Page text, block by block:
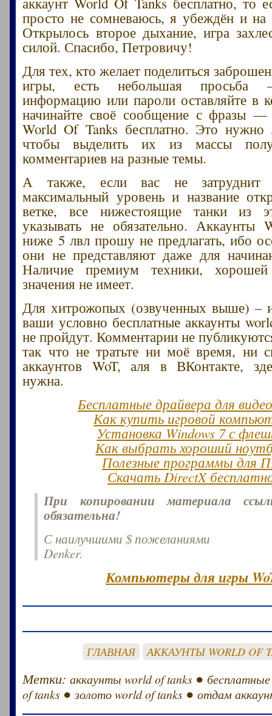
просто не сомневаюсь, я убеждён и на
Открылось второе дыхание, игра
силой. Спасибо, Петровичу!
Для тех, кто желает поделиться
игры, есть небольшая просьба
информацию или пароли оставляйте в
начинайте своё сообщение с фразы —
World Of Tanks бесплатно. Это нужно
чтобы выделить их из массы
комментариев на разные темы.
А также, если вас не затруднит
максимальный уровень и название
ветке, все нижестоящие танки из
указывать не обязательно. Аккаунты
ниже 5 лвл прошу не предлагать, ибо
они не представляют даже для
Наличие премиум техники, хорошей
значения не имеет.
Для хитрожопых (озвученных выше) –
ваши условно бесплатные аккаунты
не пройдут. Комментарии не
так что не тратьте ни моё время, ни
аккаунтов WoT, аля в ВКонтакте,
нужна.
Бесплатные драйвера для
Как купить игровой
Установка Windows 7 с
Как выбрать хороший
Полезные программы для
Скачать DirectX
При копировании материала
обязательна!
С наилучшими $ пожеланиями
Denker.
Компьютеры для игры
ГЛАВНАЯ АККАУНТЫ WORLD OF
Метки:аккаунты world of tanks ●
of tanks ●золото world of tanks ●отдам